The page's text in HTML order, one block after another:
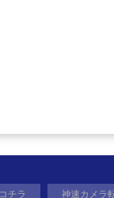
チラ 神速カメラ